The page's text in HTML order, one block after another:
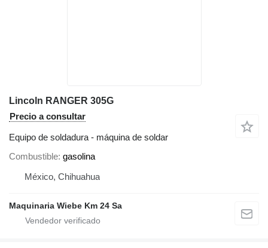
Lincoln RANGER 305G
Precio a consultar
Equipo de soldadura - máquina de soldar
Combustible gasolina
México, Chihuahua
Maquinaria Wiebe Km 24 Sa